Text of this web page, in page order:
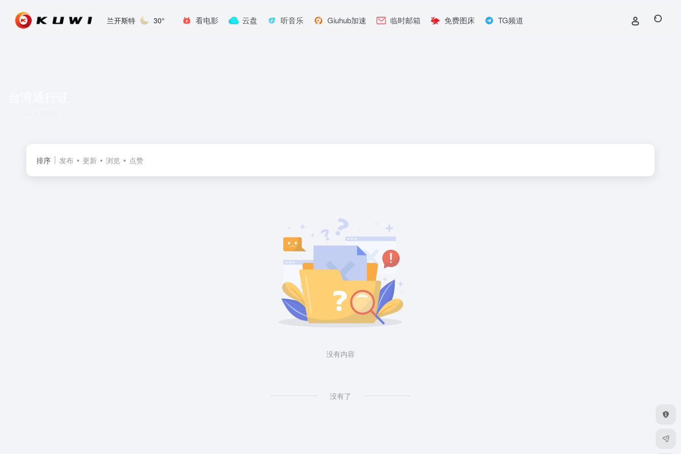
兰开斯特 30° 看电影 云盘 听音乐 Giuhub加速 临时邮箱 免费图床 TG频道
排序 发布 更新 浏览 点赞
没有内容
没有了